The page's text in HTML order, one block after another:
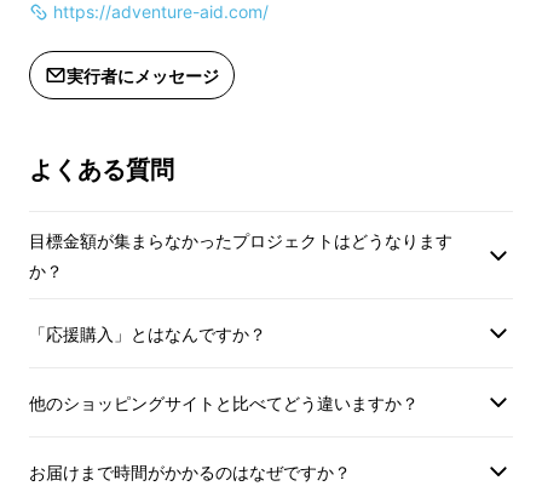
・取付が難しい
・大がかりな取付方法
ズは とてもコンパクトに収納可能なサイクル
https://adventure-aid.com/
実行者にメッセージ
よくある質問
目標金額が集まらなかったプロジェクトはどうなります
か？
「応援購入」とはなんですか？
他のショッピングサイトと比べてどう違いますか？
お届けまで時間がかかるのはなぜですか？